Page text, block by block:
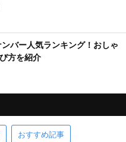
ンバー人気ランキング！おしゃ
方を紹介
おすすめ記事